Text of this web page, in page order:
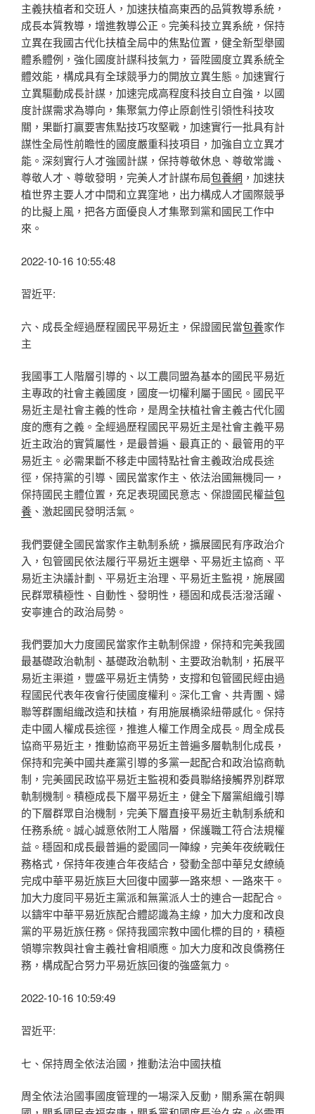
主義扶植者和交班人，加速扶植高東西的品質教導系統，
成長本質教導，增進教導公正。完美科技立異系統，保持
立異在我國古代化扶植全局中的焦點位置，健全新型舉國
體系體例，強化國度計謀科技氣力，晉陞國度立異系統全
體效能，構成具有全球競爭力的開放立異生態。加速實行
立異驅動成長計謀，加速完成高程度科技自立自強，以國
度計謀需求為導向，集聚氣力停止原創性引領性科技攻
關，果斷打贏要害焦點技巧攻堅戰，加速實行一批具有計
謀性全局性前瞻性的國度嚴重科技項目，加強自立立異才
能。深刻實行人才強國計謀，保持尊敬休息、尊敬常識、
尊敬人才、尊敬發明，完美人才計謀布局包養網 ，加速扶
植世界主要人才中間和立異窪地，出力構成人才國際競爭
的比擬上風，把各方面優良人才集聚到黨和國民工作中
來。
2022-10-16 10:55:48
習近平:
六、成長全經過歷程國民平易近主，保證國民當包養家作
主
我國事工人階層引導的、以工農同盟為基本的國民平易近
主專政的社會主義國度，國度一切權利屬于國民。國民平
易近主是社會主義的性命，是周全扶植社會主義古代化國
度的應有之義。全經過歷程國民平易近主是社會主義平易
近主政治的實質屬性，是最普遍、最真正的、最管用的平
易近主。必需果斷不移走中國特點社會主義政治成長途
徑，保持黨的引導、國民當家作主、依法治國無機同一，
保持國民主體位置，充足表現國民意志、保證國民權益包
養 、激起國民發明活氣。
我們要健全國民當家作主軌制系統，擴展國民有序政治介
入，包管國民依法履行平易近主選舉、平易近主協商、平
易近主決議計劃、平易近主治理、平易近主監視，施展國
民群眾積極性、自動性、發明性，穩固和成長活潑活躍、
安寧連合的政治局勢。
我們要加大力度國民當家作主軌制保證，保持和完美我國
最基礎政治軌制、基礎政治軌制、主要政治軌制，拓展平
易近主渠道，豐盛平易近主情勢，支撐和包管國民經由過
程國民代表年夜會行使國度權利。深化工會、共青團、婦
聯等群團組織改造和扶植，有用施展橋梁紐帶感化。保持
走中國人權成長途徑，推進人權工作周全成長。周全成長
協商平易近主，推動協商平易近主普遍多層軌制化成長，
保持和完美中國共產黨引導的多黨一起配合和政治協商軌
制，完美國民政協平易近主監視和委員聯絡接觸界別群眾
軌制機制。積極成長下層平易近主，健全下層黨組織引導
的下層群眾自治機制，完美下層直接平易近主軌制系統和
任務系統。誠心誠意依附工人階層，保護職工符合法規權
益。穩固和成長最普遍的愛國同一陣線，完美年夜統戰任
務格式，保持年夜連合年夜結合，發動全部中華兒女繚繞
完成中華平易近族巨大回復中國夢一路來想、一路來干。
加大力度同平易近主黨派和無黨派人士的連合一起配合。
以鑄牢中華平易近族配合體認識為主線，加大力度和改良
黨的平易近族任務。保持我國宗教中國化標的目的，積極
領導宗教與社會主義社會相順應。加大力度和改良僑務任
務，構成配合努力平易近族回復的強盛氣力。
2022-10-16 10:59:49
習近平:
七、保持周全依法治國，推動法治中國扶植
周全依法治國事國度管理的一場深入反動，關系黨在朝興